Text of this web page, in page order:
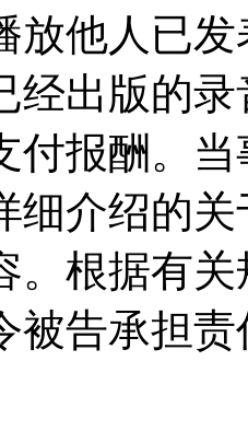
放他人已
经出版的
付报酬。
细介绍的
。根据有
被告承担责